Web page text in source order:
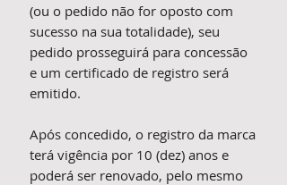
(ou o pedido não for oposto com
sucesso na sua totalidade), seu
pedido prosseguirá para concessão
e um certificado de registro será
emitido.
Após concedido, o registro da marca
terá vigência por 10 (dez) anos e
poderá ser renovado, pelo mesmo